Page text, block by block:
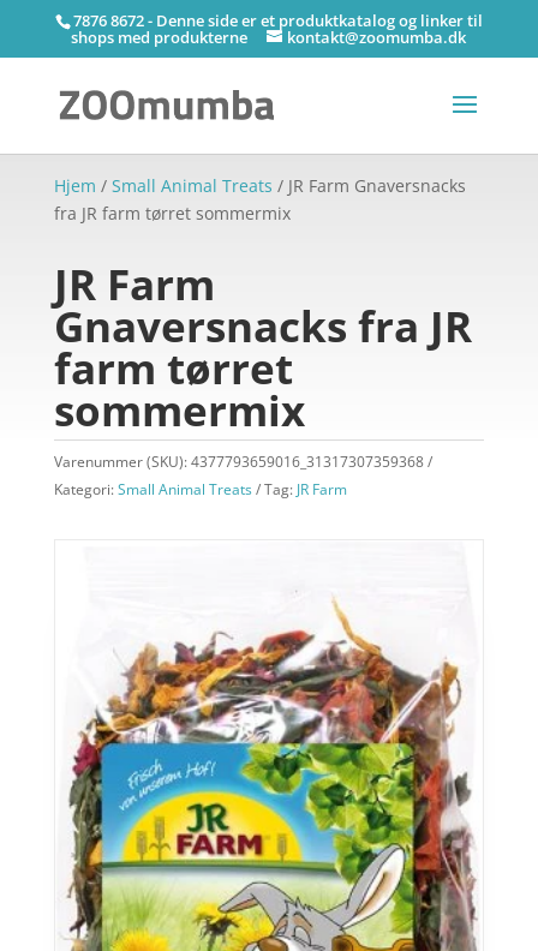
7876 8672 - Denne side er et produktkatalog og linker til
shops med produkterne kontakt@zoomumba.dk
Hjem / Small Animal Treats / JR Farm Gnaversnacks
fra JR farm tørret sommermix
JR Farm
Gnaversnacks fra JR
farm tørret
sommermix
Varenummer (SKU):4377793659016_31317307359368
Kategori:Small Animal Treats Tag: JR Farm